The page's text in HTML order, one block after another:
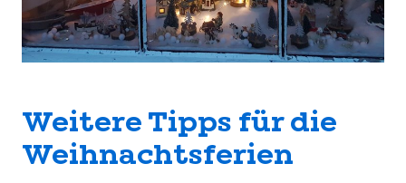
Weitere Tipps für die
Weihnachtsferien